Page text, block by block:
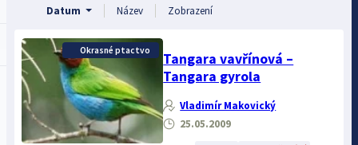
Datum Název Zobrazení
Okrasné ptactvo
Tangara vavřínová –
Tangara gyrola
Vladimír Makovický
25.05.2009